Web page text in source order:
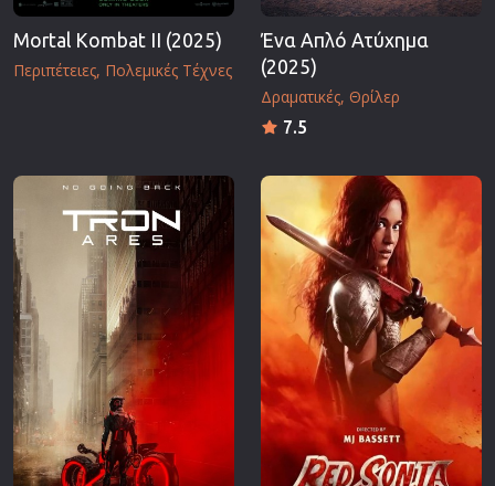
Mortal Kombat II (2025)
Περιπέτειες Πολεμικές Τέχνες
Ένα Απλό Ατύχημα
(2025)
Δραματικές Θρίλερ
7.5